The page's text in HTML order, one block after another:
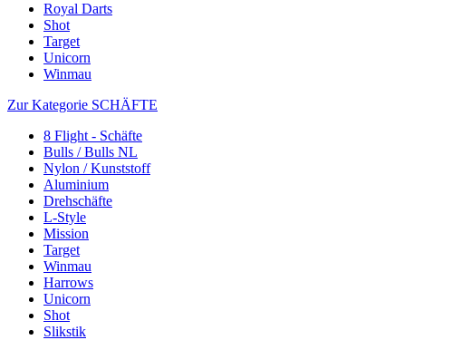
Royal Darts
Shot
Target
Unicorn
Winmau
Zur Kategorie SCHÄFTE
8 Flight - Schäfte
Bulls / Bulls NL
Nylon / Kunststoff
Aluminium
Drehschäfte
L-Style
Mission
Target
Winmau
Harrows
Unicorn
Shot
Slikstik